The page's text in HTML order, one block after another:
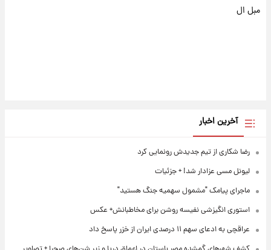
مبل ال
آخرین اخبار
رضا شکاری از تیم جدیدش رونمایی کرد
لیونل مسی عزادار شد! + جزئیات
ماجرای پیامک "مشمول سهمیه جنگ هستید"
استوری انگیزشی نفیسه روشن برای مخاطبانش+ عکس
عراقچی به ادعای سهم ۱۱ درصدی ایران از خزر پاسخ داد